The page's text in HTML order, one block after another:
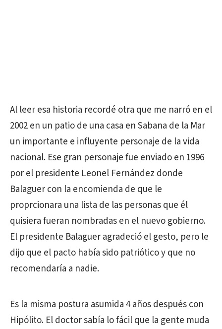
Al leer esa historia recordé otra que me narró en el
2002 en un patio de una casa en Sabana de la Mar
un importante e influyente personaje de la vida
nacional. Ese gran personaje fue enviado en 1996
por el presidente Leonel Fernández donde
Balaguer con la encomienda de que le
proprcionara una lista de las personas que él
quisiera fueran nombradas en el nuevo gobierno.
El presidente Balaguer agradeció el gesto, pero le
dijo que el pacto había sido patriótico y que no
recomendaría a nadie.
Es la misma postura asumida 4 años después con
Hipólito. El doctor sabía lo fácil que la gente muda